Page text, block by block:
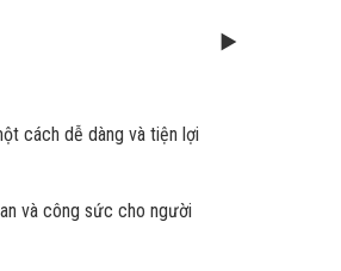
cách dễ dàng và tiện lợi
và công sức cho người